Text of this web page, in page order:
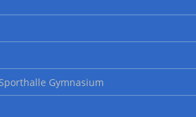
Gymnasium